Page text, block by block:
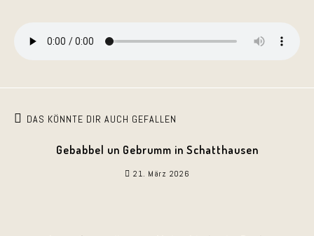
DAS KÖNNTE DIR AUCH GEFALLEN
Gebabbel un Gebrumm in Schatthausen
21. März 2026